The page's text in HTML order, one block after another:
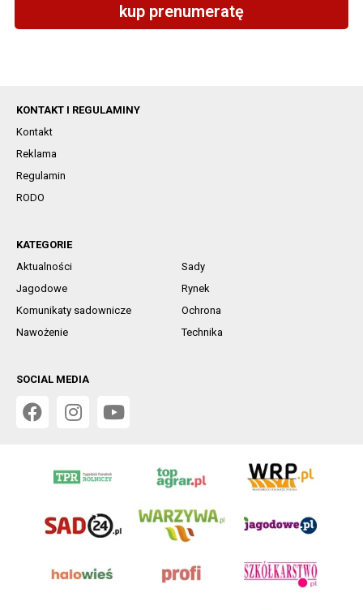
kup prenumeratę
KONTAKT I REGULAMINY
Kontakt
Reklama
Regulamin
RODO
KATEGORIE
Aktualności
Sady
Jagodowe
Rynek
Komunikaty sadownicze
Ochrona
Nawożenie
Technika
SOCIAL MEDIA